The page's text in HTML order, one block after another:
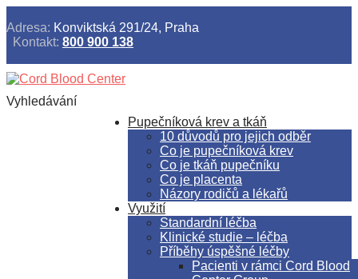
Adresa: Konviktská 291/24, Praha
Kontakt: 800 900 138
Pupečníková krev a tkáň
10 důvodů pro jejich odběr
Co je pupečníková krev
Co je tkáň pupečníku
Co je placenta
Názory rodičů a lékařů
Využití
Standardní léčba
Klinické studie – léčba
Příběhy úspěšné léčby
Pacienti v rámci Cord Blood
Vyhledávání